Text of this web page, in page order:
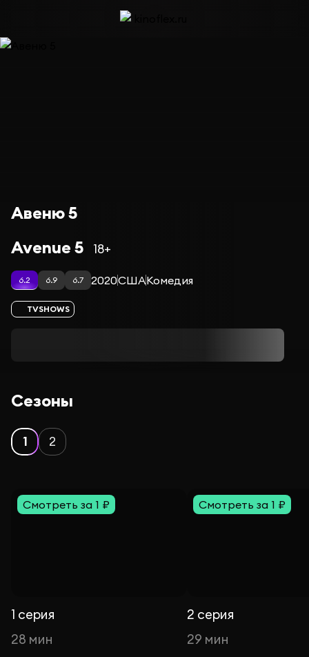
Авеню 5
Avenue 5
18+
6.2 6.9 6.7 2020СШАКомедия
TVSHOWS
Сезоны
1 2
Смотреть за 1 ₽
1 серия
28 мин
Смотреть за 1 ₽
2 серия
29 мин